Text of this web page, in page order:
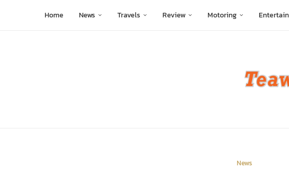
Home News Travels Review Motoring
News